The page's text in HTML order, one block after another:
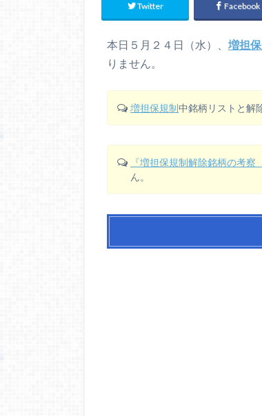
Twitter Facebook
本日５月２４日（水）、 増担
りません。
増担保規制中銘柄リストと解
『増担保規制解除銘柄の考
ん。